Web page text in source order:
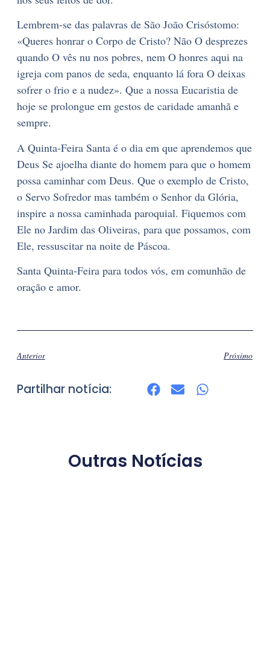
Lembrem-se das palavras de São João Crisóstomo:
«Queres honrar o Corpo de Cristo? Não O desprezes
quando O vês nu nos pobres, nem O honres aqui na
igreja com panos de seda, enquanto lá fora O deixas
sofrer o frio e a nudez». Que a nossa Eucaristia de
hoje se prolongue em gestos de caridade amanhã e
sempre.
A Quinta-Feira Santa é o dia em que aprendemos que
Deus Se ajoelha diante do homem para que o homem
possa caminhar com Deus. Que o exemplo de Cristo,
o Servo Sofredor mas também o Senhor da Glória,
inspire a nossa caminhada paroquial. Fiquemos com
Ele no Jardim das Oliveiras, para que possamos, com
Ele, ressuscitar na noite de Páscoa.
Santa Quinta-Feira para todos vós, em comunhão de
oração e amor.
Anterior Próximo
Partilhar notícia:
Outras Notícias